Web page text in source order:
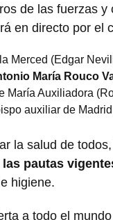
de las fuerzas
en directo por el
Merced (Edgar
María Rouco
María Auxiliadora
auxiliar de
la salud de todos,
pautas
higiene.
a todo el